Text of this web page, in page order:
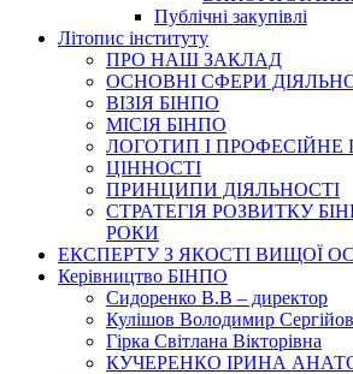
Публічні закупівлі
Літопис інституту
ПРО НАШ ЗАКЛАД
ОСНОВНІ СФЕРИ
ВІЗІЯ БІНПО
МІСІЯ БІНПО
ЛОГОТИП І ПРОФЕСІЙНЕ
ЦІННОСТІ
ПРИНЦИПИ ДІЯЛЬНОСТІ
СТРАТЕГІЯ РОЗВИТКУ
РОКИ
ЕКСПЕРТУ З ЯКОСТІ ВИЩОЇ
Керівництво БІНПО
Сидоренко В.В – директор
Кулішов Володимир
Гірка Світлана Вікторівна
КУЧЕРЕНКО ІРИНА